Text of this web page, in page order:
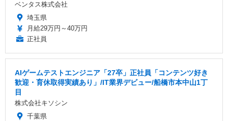
ベンタス株式会社
埼玉県
月給29万円～40万円
正社員
AIゲームテストエンジニア「27卒」正社員「コンテンツ好き
歓迎・育休取得実績あり」/IT業界デビュー/船橋市本中山1丁
目
株式会社キソシン
千葉県